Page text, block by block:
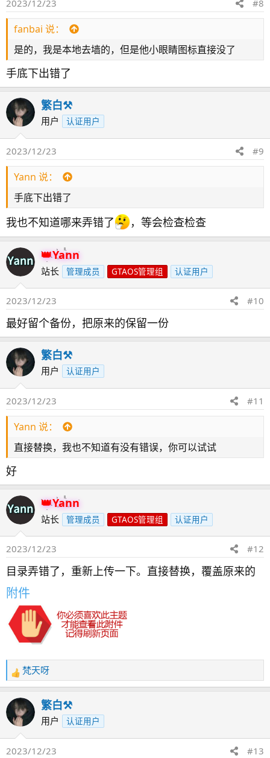
2023/12/23 #8
fanbai 说：
是的，我是本地去墙的，但是他小眼睛图标直接没了
手底下出错了
繁白⚒️
用户 认证用户
2023/12/23 #9
Yann 说：
手底下出错了
我也不知道哪来弄错了 ，等会检查检查
Yann
站长 管理成员 GTAOS管理组 认证用户
2023/12/23 #10
最好留个备份，把原来的保留一份
繁白⚒️
用户 认证用户
2023/12/23 #11
Yann 说：
直接替换，我也不知道有没有错误，你可以试试
好
Yann
站长 管理成员 GTAOS管理组 认证用户
2023/12/23 #12
目录弄错了，重新上传一下。直接替换，覆盖原来的
附件
反
馈
：
梵天呀
繁白⚒️
用户 认证用户
2023/12/23 #13